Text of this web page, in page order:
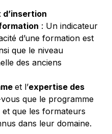
: Un indicateur
d’une formation est
que le niveau
des anciens
et l’expertise des
que le programme
que les formateurs
dans leur domaine.